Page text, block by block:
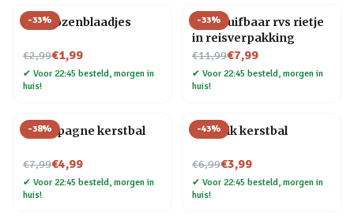
-33%
Nep rozenblaadjes
€2,99
Nu voor€1,99
✔ Voor 22:45 besteld, morgen in
huis!
-33%
Uitschuifbaar rvs rietje
in reisverpakking
€11,99
Nu voor€7,99
✔ Voor 22:45 besteld, morgen in
huis!
-38%
Champagne kerstbal
€7,99
Nu voor€4,99
✔ Voor 22:45 besteld, morgen in
huis!
-43%
Bierblik kerstbal
€6,99
Nu voor€3,99
✔ Voor 22:45 besteld, morgen in
huis!